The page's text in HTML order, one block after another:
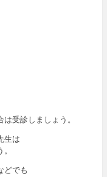
受診しましょう。
生は
どでも